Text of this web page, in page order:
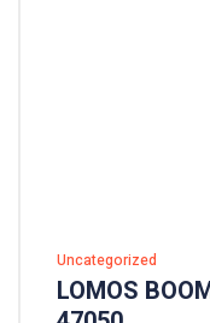
Uncategorized
LOMOS